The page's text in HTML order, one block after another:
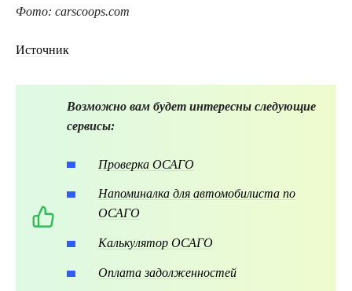
Фото: carscoops.com
Источник
Возможно вам будет интересны следующие
сервисы:
Проверка ОСАГО
Напоминалка для автомобилиста по
ОСАГО
Калькулятор ОСАГО
Оплата задолженностей